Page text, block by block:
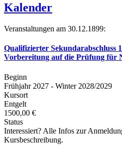
Kalender
Veranstaltungen am 30.12.1899:
Qualifizierter Sekundarabschluss
Vorbereitung auf die Prüfung für
Beginn
Frühjahr 2027 - Winter 2028/2029
Kursort
Entgelt
1500,00 €
Status
Interessiert? Alle Infos zur
Kursbeschreibung.